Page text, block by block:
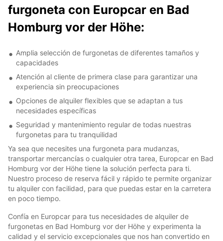
furgoneta con Europcar en Bad
Homburg vor der Höhe:
Amplia selección de furgonetas de diferentes tamaños y
capacidades
Atención al cliente de primera clase para garantizar una
experiencia sin preocupaciones
Opciones de alquiler flexibles que se adaptan a tus
necesidades específicas
Seguridad y mantenimiento regular de todas nuestras
furgonetas para tu tranquilidad
Ya sea que necesites una furgoneta para mudanzas,
transportar mercancías o cualquier otra tarea, Europcar en Bad
Homburg vor der Höhe tiene la solución perfecta para ti.
Nuestro proceso de reserva fácil y rápido te permite organizar
tu alquiler con facilidad, para que puedas estar en la carretera
en poco tiempo.
Confía en Europcar para tus necesidades de alquiler de
furgonetas en Bad Homburg vor der Höhe y experimenta la
calidad y el servicio excepcionales que nos han convertido en